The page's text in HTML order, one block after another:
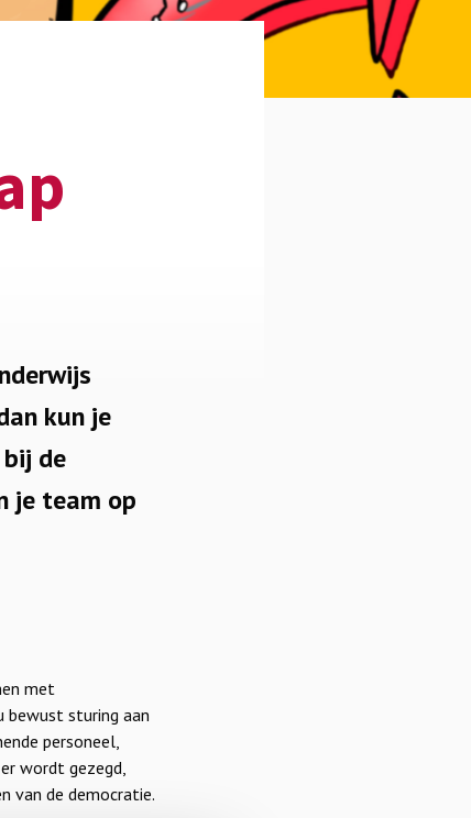
kun je
de
je team op
met
bewust sturing aan
personeel,
wordt gezegd,
van de democratie.